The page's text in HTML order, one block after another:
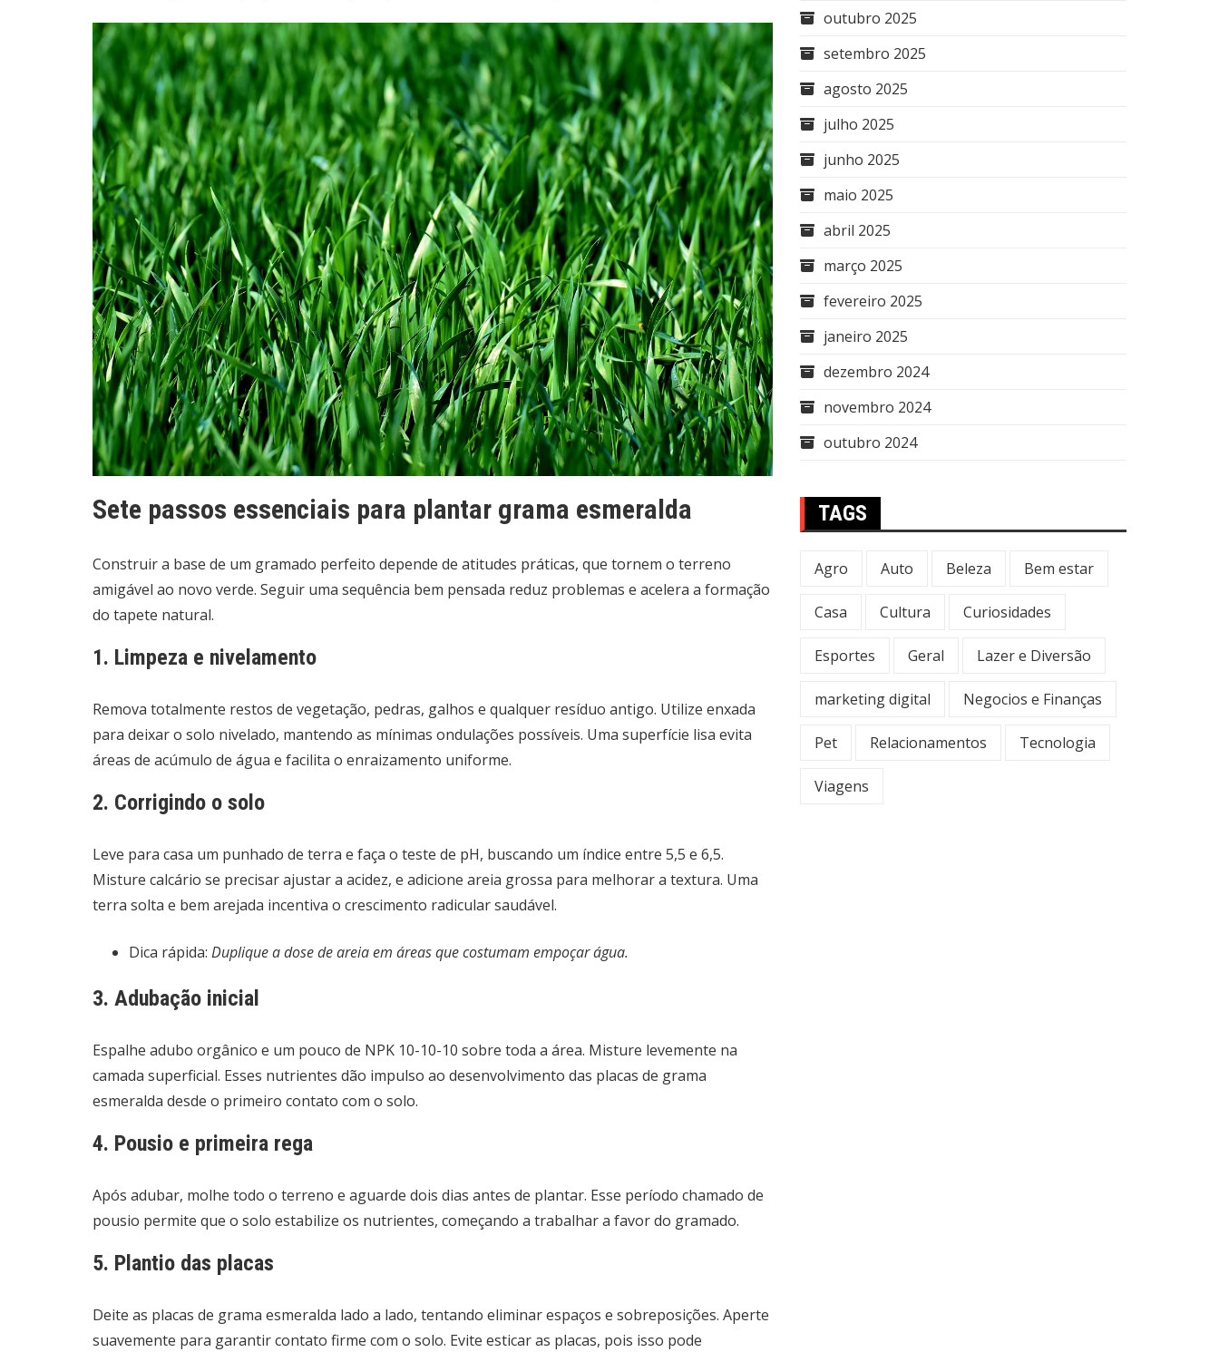
Sete passos essenciais para plantar grama esmeralda
Construir a base de um gramado perfeito depende de atitudes práticas, que tornem o terreno
amigável ao novo verde. Seguir uma sequência bem pensada reduz problemas e acelera a formação
do tapete natural.
1. Limpeza e nivelamento
Remova totalmente restos de vegetação, pedras, galhos e qualquer resíduo antigo. Utilize enxada
para deixar o solo nivelado, mantendo as mínimas ondulações possíveis. Uma superfície lisa evita
áreas de acúmulo de água e facilita o enraizamento uniforme.
2. Corrigindo o solo
Leve para casa um punhado de terra e faça o teste de pH, buscando um índice entre 5,5 e 6,5.
Misture calcário se precisar ajustar a acidez, e adicione areia grossa para melhorar a textura. Uma
terra solta e bem arejada incentiva o crescimento radicular saudável.
Dica rápida: Duplique a dose de areia em áreas que costumam empoçar água.
3. Adubação inicial
Espalhe adubo orgânico e um pouco de NPK 10-10-10 sobre toda a área. Misture levemente na
camada superficial. Esses nutrientes dão impulso ao desenvolvimento das placas de grama
esmeralda desde o primeiro contato com o solo.
4. Pousio e primeira rega
Após adubar, molhe todo o terreno e aguarde dois dias antes de plantar. Esse período chamado de
pousio permite que o solo estabilize os nutrientes, começando a trabalhar a favor do gramado.
5. Plantio das placas
Deite as placas de grama esmeralda lado a lado, tentando eliminar espaços e sobreposições. Aperte
suavemente para garantir contato firme com o solo. Evite esticar as placas, pois isso pode
outubro 2025
setembro 2025
agosto 2025
julho 2025
junho 2025
maio 2025
abril 2025
março 2025
fevereiro 2025
janeiro 2025
dezembro 2024
novembro 2024
outubro 2024
TAGS
Agro Auto Beleza Bem estar
Casa Cultura Curiosidades
Esportes Geral Lazer e Diversão
marketing digital Negocios e Finanças
Pet Relacionamentos Tecnologia
Viagens